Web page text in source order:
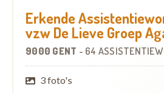
Erkende
vzw De Lieve Groep
9000 GENT - 64
3 foto's